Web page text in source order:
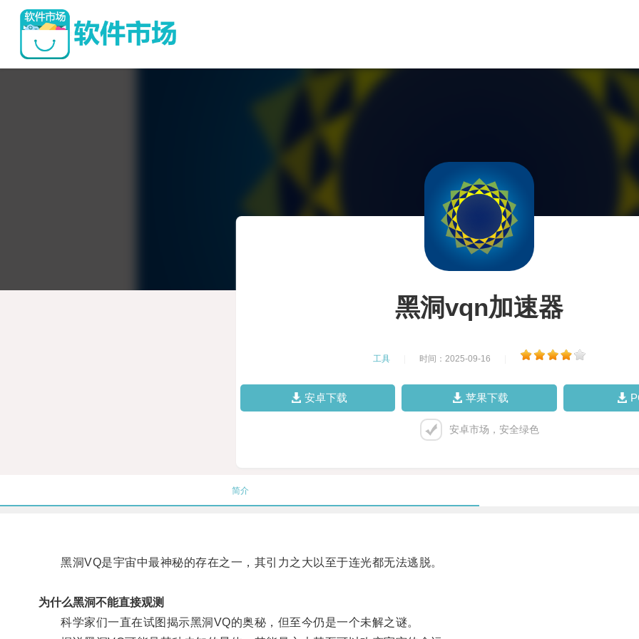
黑洞vqn加速器
工具 时间：2025-09-16
安卓下载 苹果下载
安卓市场，安全绿色
简介
黑洞VQ是宇宙中最神秘的存在之一，其引力之大以至于连光都无法逃脱。
为什么黑洞不能直接观测
科学家们一直在试图揭示黑洞VQ的奥秘，但至今仍是一个未解之谜。